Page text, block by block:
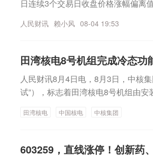
外，盈峰环境于8月1日披露，拟使
竞价交易方式回购公司股份，回购
公司佛山市分行按相关条款约定签
购提供专项贷款不超过1.8亿元，贷
请的贷款资金不高于实际回购金额
公司广东盈峰环境投资有限公司作
购天津砺思星瀚创业投资合伙企业
日连续3个交易日收盘价格涨幅偏离
现阶段不会对公司经营业绩产生重大
人民财讯 赖小风 08-04 19:53
田湾核电8号机组完成冷态功
人民财讯8月4日电，8月3日，中核
试”），标志着田湾核电8号机组由
田湾核电 中国核电 中核集团
603259，直线涨停！创新药